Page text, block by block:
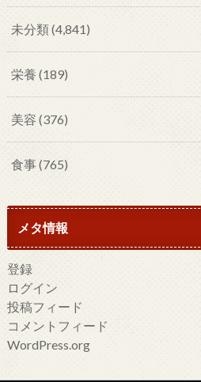
未分類(4,841)
栄養 (189)
美容 (376)
食事(765)
メタ情報
登録
ログイン
投稿フィード
コメントフィード
WordPress.org